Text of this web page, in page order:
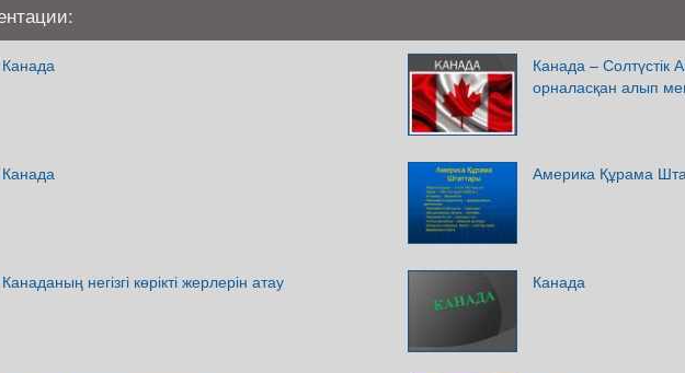
Канада
Канада – Солтүстік
орналасқан алып
Канада Америка Құрама
Канаданың негізгі көрікті жерлерін атау Канада